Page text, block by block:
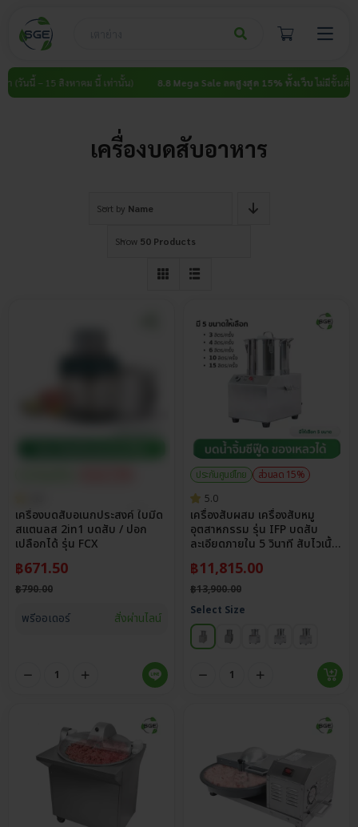
content
วันนี้ – 15 สิงหาคม นี้ เท่านั้น) 8.8 Mega Sale ลดสูงสุด 15% ทั้งเว็บไม่มีขั้นต่ำ (วั
เครื่องบดสับอาหาร
Sort by Name
Show 50 Products
เครื่องบดสับอเนกประสงค์ ใบมีด
สแตนลส 2in1 บดสับ / ปอก
เปลือกได้ รุ่น FCX
฿671.50
฿790.00
พรีออเดอร์ สั่งผ่านไลน์
ประกันศูนย์ไทย
ส่วนลด 15%
5.0
เครื่องสับผสม เครื่องสับหมู
อุตสาหกรรม รุ่น IFP บดสับ
ละเอียดภายใน 5 วินาที สับไวเนื้อ
฿11,815.00
฿13,900.00
Select Size